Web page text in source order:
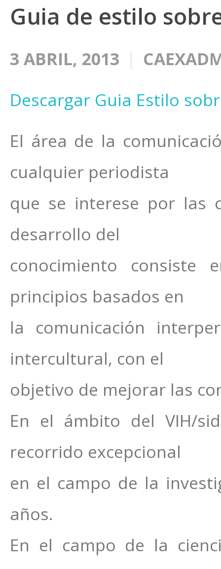
Guia de estilo
3 ABRIL, 2013
Descargar Guia Estilo
El área de la
cualquier periodista
que se interese por las
desarrollo del
conocimiento
principios basados en
la comunicación
intercultural, con el
objetivo de mejorar las
En el ámbito del VIH/
recorrido excepcional
en el campo de la
años.
En el campo de la